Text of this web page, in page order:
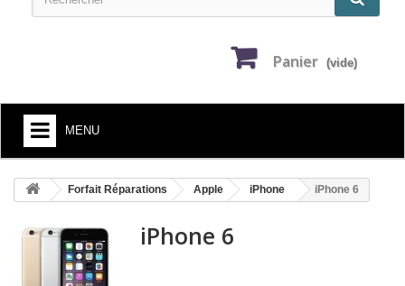
Panier (vide)
MENU
HOME
SMARTPHONE ET TABLETTE
DÉPANNAGE INFORMATIQUE À DOMICILE
Forfait Réparations Apple iPhone iPhone 6
iPhone 6